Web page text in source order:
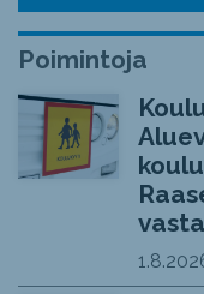
Poimintoja